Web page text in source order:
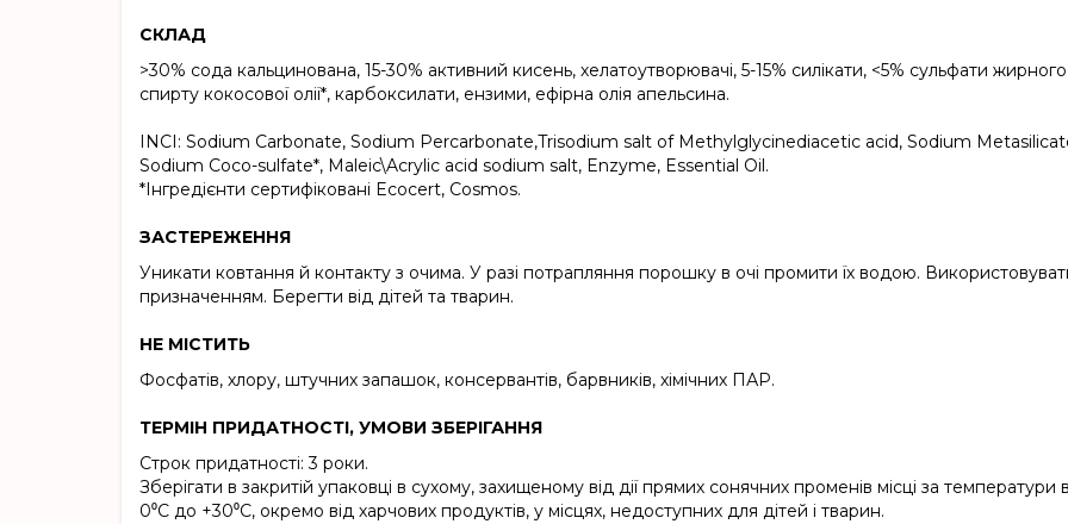
СКЛАД
>30% сода кальцинована, 15-30% активний кисень, хелатоутворювачі, 5-15% силікати, <5% сульфати жирного
спирту кокосової олії*, карбоксилати, ензими, ефірна олія апельсина.
INCI: Sodium Carbonate, Sodium Percarbonate,Trisodium salt of Methylglycinediacetic acid, Sodium
Sodium Coco-sulfate*, Maleic\Acrylic acid sodium salt, Enzyme, Essential Oil.
*Інгредієнти сертифіковані Ecocert, Cosmos.
ЗАСТЕРЕЖЕННЯ
Уникати ковтання й контакту з очима. У разі потрапляння порошку в очі промити їх водою.
призначенням. Берегти від дітей та тварин.
НЕ МІСТИТЬ
Фосфатів, хлору, штучних запашок, консервантів, барвників, хімічних ПАР.
ТЕРМІН ПРИДАТНОСТІ, УМОВИ ЗБЕРІГАННЯ
Строк придатності: 3 роки.
Зберігати в закритій упаковці в сухому, захищеному від дії прямих сонячних променів місці за температури
0⁰C до +30⁰C, окремо від харчових продуктів, у місцях, недоступних для дітей і тварин.